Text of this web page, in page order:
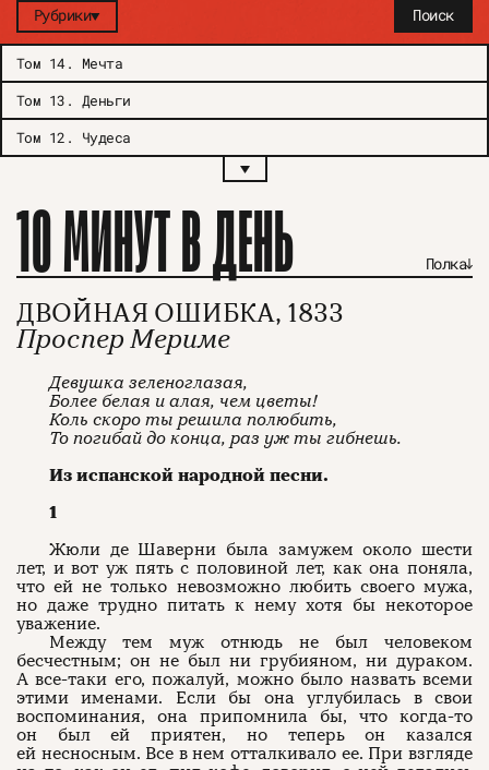
Поиск
Рубрики
Том 14.
Мечта
Том 13 . Деньги
Том 12 . Чудеса
10 МИНУТ В ДЕНЬ Полка
ДВОЙНАЯ ОШИБКА, 1833
Проспер Мериме
Девушка зеленоглазая,
Более белая и алая, чем цветы!
Коль скоро ты решила полюбить,
То погибай до конца, раз уж ты гибнешь.
Из испанской народной песни.
1
Жюли де Шаверни была замужем около шести
лет, и вот уж пять с половиной лет, как она поняла,
что ей не только невозможно любить своего мужа,
но даже трудно питать к нему хотя бы некоторое
уважение.
Между тем муж отнюдь не был человеком
бесчестным; он не был ни грубияном, ни дураком.
А все-таки его, пожалуй, можно было назвать всеми
этими именами. Если бы она углубилась в свои
воспоминания, она припомнила бы, что когда-то
он был ей приятен, но теперь он казался
ей несносным. Все в нем отталкивало ее. При взгляде